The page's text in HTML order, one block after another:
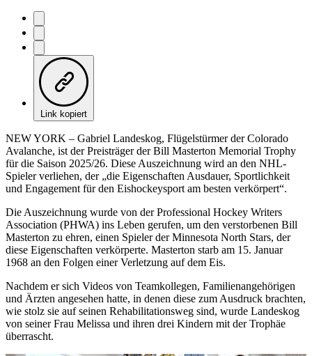
Link kopiert
NEW YORK – Gabriel Landeskog, Flügelstürmer der Colorado
Avalanche, ist der Preisträger der Bill Masterton Memorial Trophy
für die Saison 2025/26. Diese Auszeichnung wird an den NHL-
Spieler verliehen, der „die Eigenschaften Ausdauer, Sportlichkeit
und Engagement für den Eishockeysport am besten verkörpert“.
Die Auszeichnung wurde von der Professional Hockey Writers
Association (PHWA) ins Leben gerufen, um den verstorbenen Bill
Masterton zu ehren, einen Spieler der Minnesota North Stars, der
diese Eigenschaften verkörperte. Masterton starb am 15. Januar
1968 an den Folgen einer Verletzung auf dem Eis.
Nachdem er sich Videos von Teamkollegen, Familienangehörigen
und Ärzten angesehen hatte, in denen diese zum Ausdruck brachten,
wie stolz sie auf seinen Rehabilitationsweg sind, wurde Landeskog
von seiner Frau Melissa und ihren drei Kindern mit der Trophäe
überrascht.